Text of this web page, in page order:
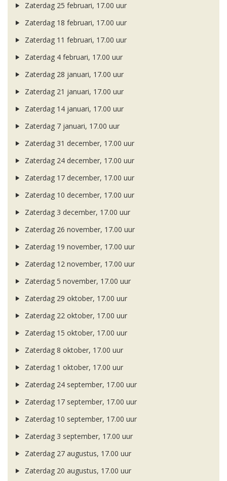
Zaterdag 25 februari, 17.00 uur
Zaterdag 18 februari, 17.00 uur
Zaterdag 11 februari, 17.00 uur
Zaterdag 4 februari, 17.00 uur
Zaterdag 28 januari, 17.00 uur
Zaterdag 21 januari, 17.00 uur
Zaterdag 14 januari, 17.00 uur
Zaterdag 7 januari, 17.00 uur
Zaterdag 31 december, 17.00 uur
Zaterdag 24 december, 17.00 uur
Zaterdag 17 december, 17.00 uur
Zaterdag 10 december, 17.00 uur
Zaterdag 3 december, 17.00 uur
Zaterdag 26 november, 17.00 uur
Zaterdag 19 november, 17.00 uur
Zaterdag 12 november, 17.00 uur
Zaterdag 5 november, 17.00 uur
Zaterdag 29 oktober, 17.00 uur
Zaterdag 22 oktober, 17.00 uur
Zaterdag 15 oktober, 17.00 uur
Zaterdag 8 oktober, 17.00 uur
Zaterdag 1 oktober, 17.00 uur
Zaterdag 24 september, 17.00 uur
Zaterdag 17 september, 17.00 uur
Zaterdag 10 september, 17.00 uur
Zaterdag 3 september, 17.00 uur
Zaterdag 27 augustus, 17.00 uur
Zaterdag 20 augustus, 17.00 uur